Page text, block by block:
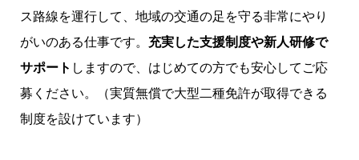
ス路線を運行して、地域の交通の足を守る非常にやり
がいのある仕事です。 充実した支援制度や新人研修で
サポート しますので、はじめての方でも安心してご応
募ください。（実質無償で大型二種免許が取得できる
制度を設けています）